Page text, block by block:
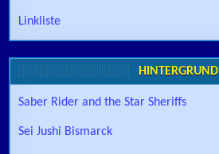
Linkliste
HINTERGRUND
Saber Rider and the Star Sheriffs
Sei Jushi Bismarck